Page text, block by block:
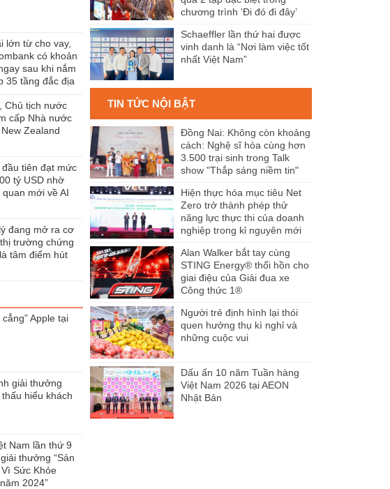
lớn từ cho vay,
có khoản
sau khi nắm
35 tầng đắc địa
Chủ tịch nước
cấp Nhà nước
Zealand
tiên đạt mức
tỷ USD nhờ
mới về AI
đang mở ra cơ
trường chứng
tâm điểm hút
cẳng” Apple tại
giải thưởng
thấu hiểu khách
Nam lần thứ 9
thưởng “Sản
Sức Khỏe
2024”
chương trình ‘Đi đó đi đây’
Schaeffler lần thứ hai được
vinh danh là “Nơi làm việc tốt
nhất Việt Nam”
TIN TỨC NỘI BẬT
Đồng Nai: Không còn khoảng
cách: Nghệ sĩ hòa cùng hơn
3.500 trại sinh trong Talk
show "Thắp sáng niềm tin"
Hiện thực hóa mục tiêu Net
Zero trở thành phép thử
năng lực thực thi của doanh
nghiệp trong kỉ nguyên mới
Alan Walker bắt tay cùng
STING Energy® thổi hồn cho
giai điệu của Giải đua xe
Công thức 1®
Người trẻ định hình lại thói
quen hưởng thụ kì nghỉ và
những cuộc vui
Dấu ấn 10 năm Tuần hàng
Việt Nam 2026 tại AEON
Nhật Bản